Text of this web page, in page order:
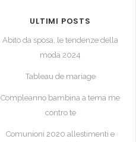
ULTIMI POSTS
Abito da sposa, le tendenze della
moda 2024
Tableau de mariage
Compleanno bambina a tema me
contro te
Comunioni 2020 allestimenti e